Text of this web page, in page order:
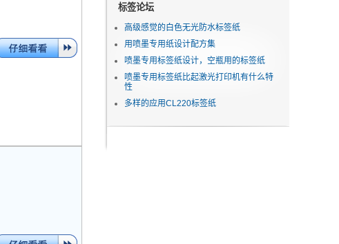
标签论坛
高级感觉的白色无光防水标签纸
用喷墨专用纸设计配方集
喷墨专用标签纸设计，空瓶用的标签纸
喷墨专用标签纸比起激光打印机有什么特
性
多样的应用CL220标签纸